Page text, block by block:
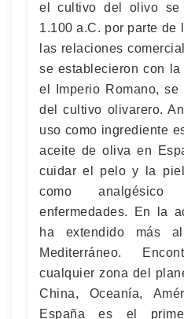
el cultivo del olivo
1.100 a.C. por parte de
las relaciones
se establecieron con
el Imperio Romano,
del cultivo olivarero.
uso como ingrediente
aceite de oliva en
cuidar el pelo y la
como analgésico
enfermedades. En la
ha extendido más
Mediterráneo.
cualquier zona del
China, Oceanía,
España es el